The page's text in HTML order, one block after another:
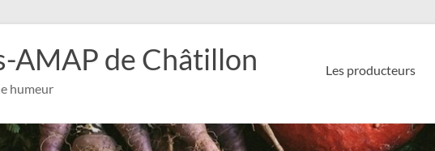
AMAP de Châtillon
humeur
Les producteurs